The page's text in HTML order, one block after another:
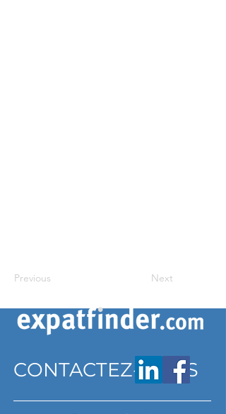
Previous Next
CONTACTEZ-NOUS